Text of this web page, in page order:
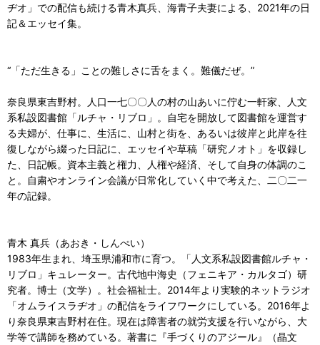
ヂオ」での配信も続ける青木真兵、海青子夫妻による、2021年の日
記＆エッセイ集。
“「ただ生きる」ことの難しさに舌をまく。難儀だぜ。”
奈良県東吉野村。人口一七〇〇人の村の山あいに佇む一軒家、人文
系私設図書館「ルチャ・リブロ」。自宅を開放して図書館を運営す
る夫婦が、仕事に、生活に、山村と街を、あるいは彼岸と此岸を往
復しながら綴った日記に、エッセイや草稿「研究ノオト」を収録し
た、日記帳。資本主義と権力、人権や経済、そして自身の体調のこ
と。自粛やオンライン会議が日常化していく中で考えた、二〇二一
年の記録。
青木 真兵（あおき・しんぺい）
1983年生まれ、埼玉県浦和市に育つ。「人文系私設図書館ルチャ・
リブロ」キュレーター。古代地中海史（フェニキア・カルタゴ）研
究者。博士（文学）。社会福祉士。2014年より実験的ネットラジオ
「オムライスラヂオ」の配信をライフワークにしている。2016年よ
り奈良県東吉野村在住。現在は障害者の就労支援を行いながら、大
学等で講師を務めている。著書に『手づくりのアジール』（晶文